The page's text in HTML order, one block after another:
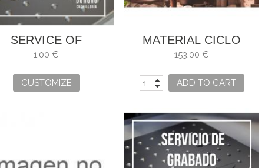
SERVICE OF
ENGRAVING
1,00 €
CUSTOMIZE
MATERIAL CICLO
PANADERÍA,REPOSTERÍA
153,00 €
ADD TO CART